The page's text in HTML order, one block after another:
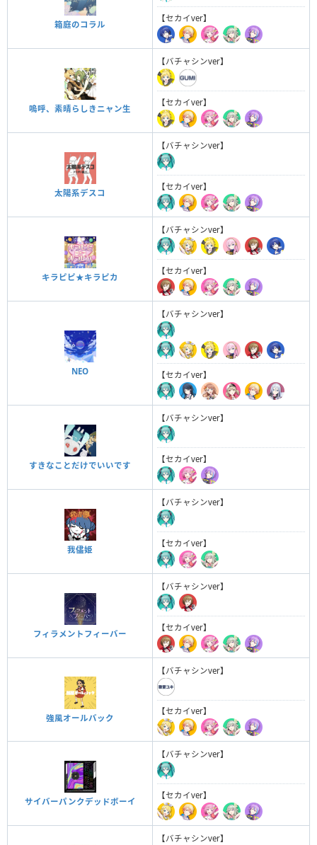
箱庭のコラル
【セカイver】
嗚呼、素晴らしきニャン生
【バチャシンver】
【セカイver】
太陽系デスコ
【バチャシンver】
【セカイver】
キラピピ★キラピカ
【バチャシンver】
【セカイver】
NEO
【バチャシンver】
【セカイver】
すきなことだけでいいです
【バチャシンver】
【セカイver】
我儘姫
【バチャシンver】
【セカイver】
フィラメントフィーバー
【バチャシンver】
【セカイver】
強風オールバック
【バチャシンver】
【セカイver】
サイバーパンクデッドボーイ
【バチャシンver】
【セカイver】
【バチャシンver】